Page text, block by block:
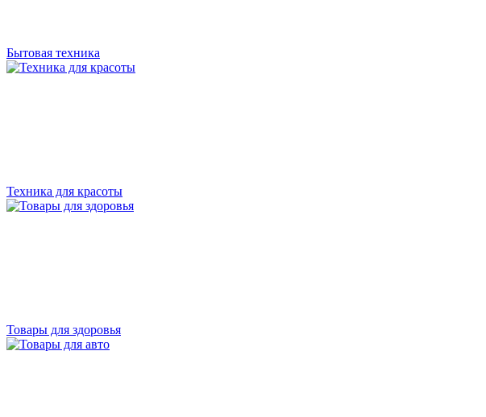
Бытовая техника
Техника для красоты
Товары для здоровья